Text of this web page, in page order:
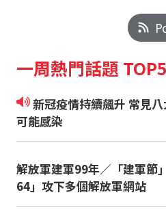
一周熱門話題 TOP5
新冠疫情持續飆升 常見八大症狀 沒發燒也
可能感染
解放軍建軍99年／「建軍節
64」攻下多個解放軍網站